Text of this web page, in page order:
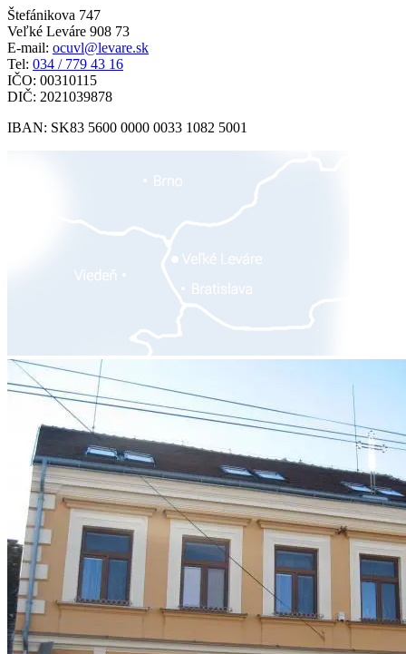
Štefánikova 747
Veľké Leváre 908 73
E-mail: ocuvl@levare.sk
Tel: 034 / 779 43 16
IČO: 00310115
DIČ: 2021039878
IBAN: SK83 5600 0000 0033 1082 5001